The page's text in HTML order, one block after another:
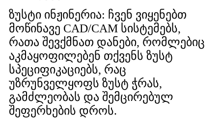
ზუსტი ინჟინერია: ჩვენ ვიყენებთ
მოწინავე CAD/CAM სისტემებს,
რათა შევქმნათ დანები, რომლებიც
აკმაყოფილებენ თქვენს ზუსტ
სპეციფიკაციებს, რაც
უზრუნველყოფს ზუსტ ჭრას,
გამძლეობას და შემცირებულ
შეფერხების დროს.